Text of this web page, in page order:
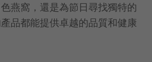
燕窩，還是為節日尋找獨特的
品都能提供卓越的品質和健康